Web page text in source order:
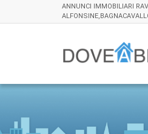
ANNUNCI IMMOBILIARI